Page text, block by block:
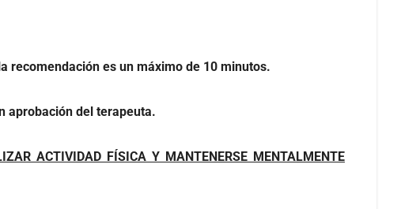
recomendación es un máximo de 10 minutos.
aprobación del terapeuta.
ACTIVIDAD FÍSICA Y MANTENERSE MENTALMENTE